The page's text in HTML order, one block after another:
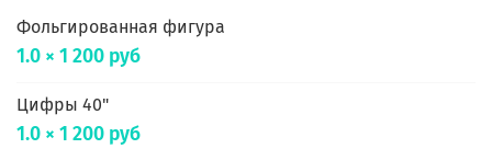
Фольгированная фигура
1.0 × 1 200 руб
Цифры 40"
1.0 × 1 200 руб